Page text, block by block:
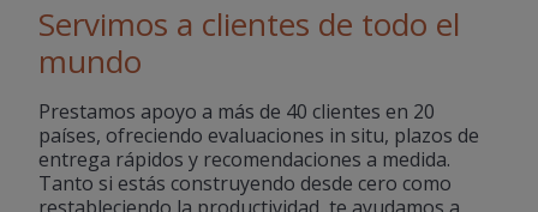
Servimos a clientes de todo el
mundo
Prestamos apoyo a más de 40 clientes en 20
países, ofreciendo evaluaciones in situ, plazos de
entrega rápidos y recomendaciones a medida.
Tanto si estás construyendo desde cero como